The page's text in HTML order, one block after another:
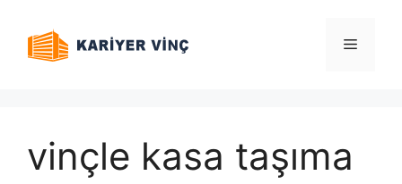
Menü
vinçle kasa taşıma